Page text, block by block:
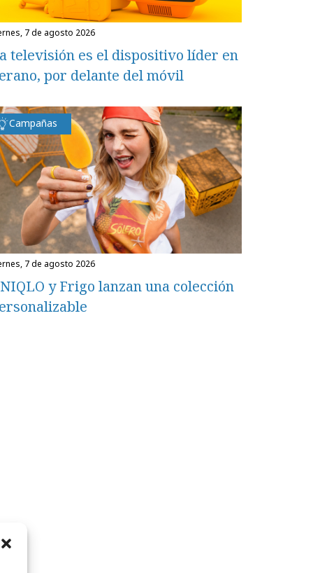
7 de agosto 2026
televisión es el dispositivo líder en
por delante del móvil
Campañas
7 de agosto 2026
y Frigo lanzan una colección